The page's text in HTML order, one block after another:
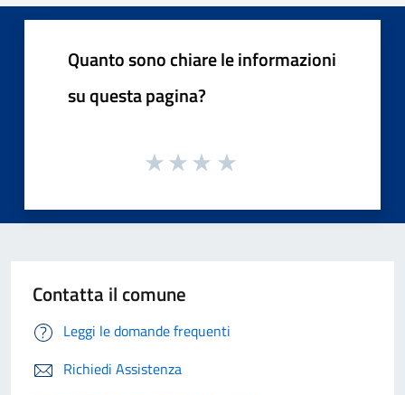
Quanto sono chiare le informazioni
su questa pagina?
Contatta il comune
Leggi le domande frequenti
Richiedi Assistenza